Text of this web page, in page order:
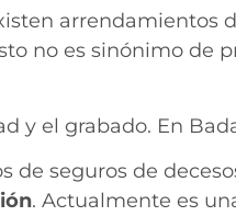
arrendamientos
no es sinónimo de
y el grabado. En
de seguros de
. Actualmente es